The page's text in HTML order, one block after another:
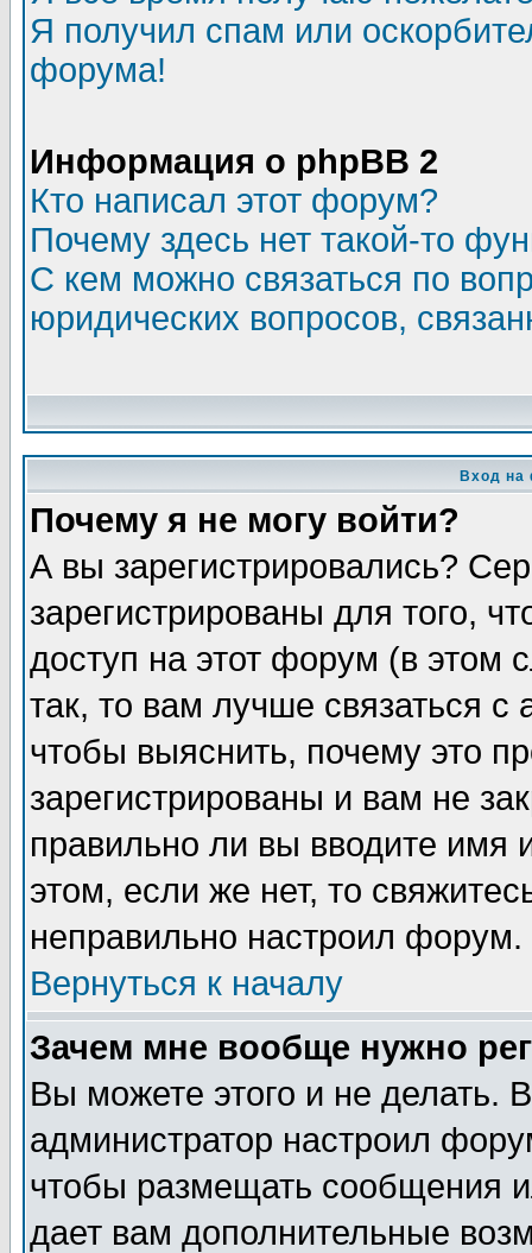
Я получил спам или
форума!
Информация о phpBB 2
Кто написал этот форум?
Почему здесь нет такой-то
С кем можно связаться по
юридических вопросов,
Вход на
Почему я не могу войти?
А вы зарегистрировались?
зарегистрированы для того,
доступ на этот форум (в этом
так, то вам лучше связаться
чтобы выяснить, почему это
зарегистрированы и вам не
правильно ли вы вводите
этом, если же нет, то
неправильно настроил форум.
Вернуться к началу
Зачем мне вообще нужно
Вы можете этого и не делать.
администратор настроил
чтобы размещать сообщения
дает вам дополнительные